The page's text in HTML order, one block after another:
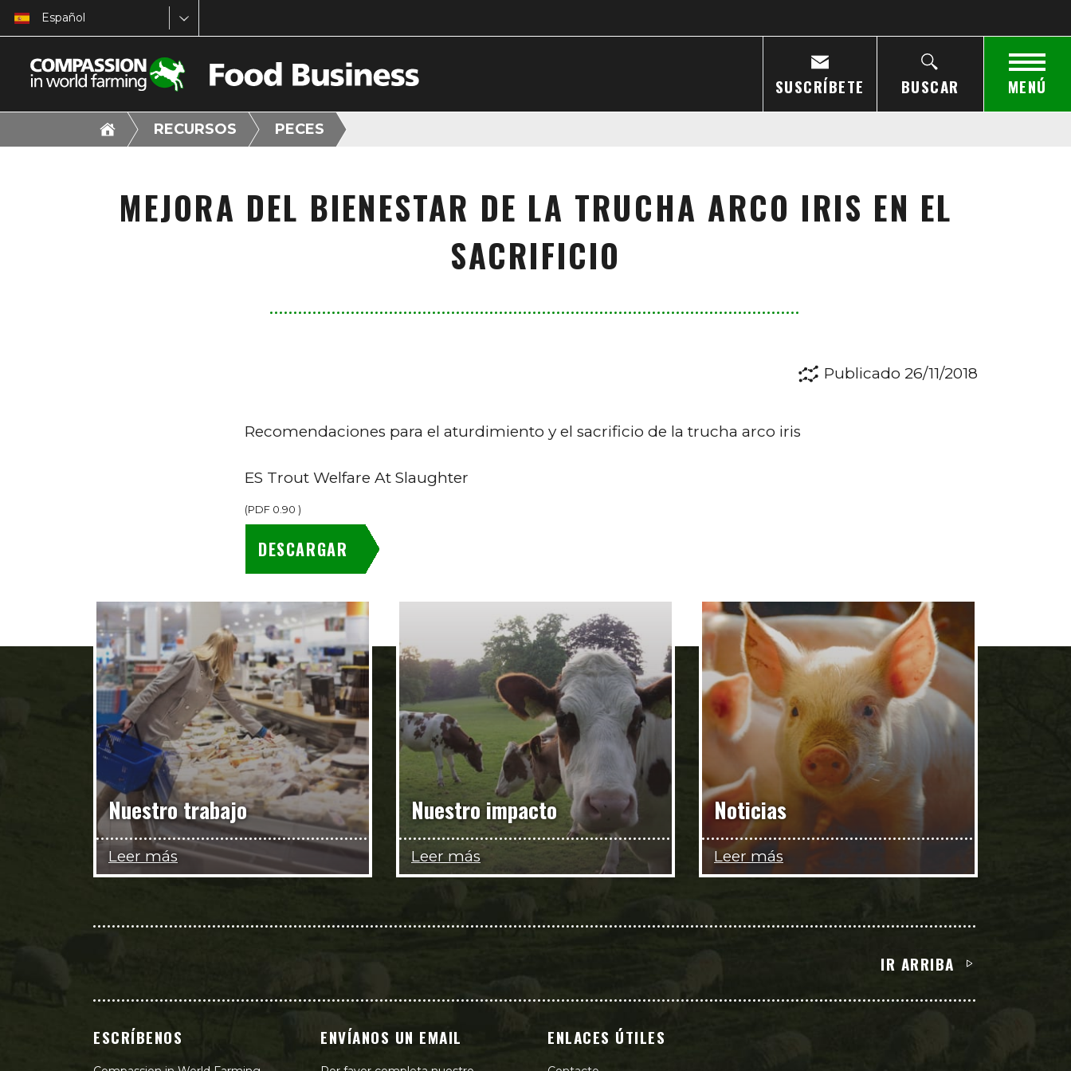
Español
SUSCRÍBETE BUSCAR MENÚ
RECURSOS PECES
MEJORA DEL BIENESTAR DE LA TRUCHA ARCO IRIS EN EL
SACRIFICIO
Publicado 26/11/2018
Recomendaciones para el aturdimiento y el sacrificio de la trucha arco iris
ES Trout Welfare At Slaughter
(PDF 0.90 )
DESCARGAR
Nuestro trabajo
Leer más
Nuestro impacto
Leer más
Noticias
Leer más
IR ARRIBA
ESCRÍBENOS ENVÍANOS UN EMAIL ENLACES ÚTILES